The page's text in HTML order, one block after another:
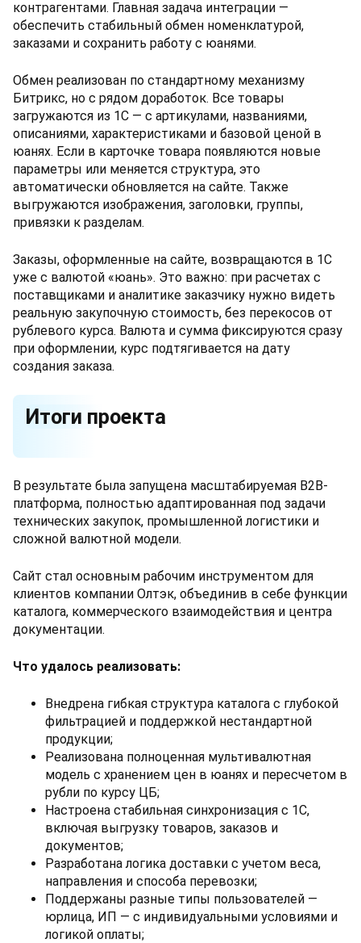
контрагентами. Главная задача интеграции —
обеспечить стабильный обмен номенклатурой,
заказами и сохранить работу с юанями.
Обмен реализован по стандартному механизму
Битрикс, но с рядом доработок. Все товары
загружаются из 1С — с артикулами, названиями,
описаниями, характеристиками и базовой ценой в
юанях. Если в карточке товара появляются новые
параметры или меняется структура, это
автоматически обновляется на сайте. Также
выгружаются изображения, заголовки, группы,
привязки к разделам.
Заказы, оформленные на сайте, возвращаются в 1С
уже с валютой «юань». Это важно: при расчетах с
поставщиками и аналитике заказчику нужно видеть
реальную закупочную стоимость, без перекосов от
рублевого курса. Валюта и сумма фиксируются сразу
при оформлении, курс подтягивается на дату
создания заказа.
Итоги проекта
В результате была запущена масштабируемая B2B-
платформа, полностью адаптированная под задачи
технических закупок, промышленной логистики и
сложной валютной модели.
Сайт стал основным рабочим инструментом для
клиентов компании Олтэк, объединив в себе функции
каталога, коммерческого взаимодействия и центра
документации.
Что удалось реализовать:
Внедрена гибкая структура каталога с глубокой
фильтрацией и поддержкой нестандартной
продукции;
Реализована полноценная мультивалютная
модель с хранением цен в юанях и пересчетом в
рубли по курсу ЦБ;
Настроена стабильная синхронизация с 1С,
включая выгрузку товаров, заказов и
документов;
Разработана логика доставки с учетом веса,
направления и способа перевозки;
Поддержаны разные типы пользователей —
юрлица, ИП — с индивидуальными условиями и
логикой оплаты;